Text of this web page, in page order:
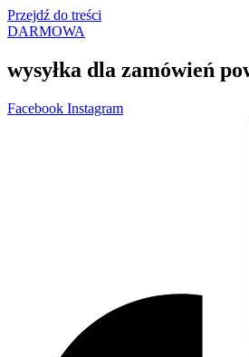
Przejdź do treści
DARMOWA
wysyłka dla zamówień
Facebook Instagram